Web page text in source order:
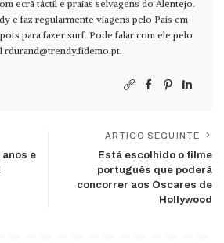
ecrã táctil e praias selvagens do Alentejo.
e faz regularmente viagens pelo País em
para fazer surf. Pode falar com ele pelo
rdurand@trendy.fidemo.pt.
anos e
ARTIGO SEGUINTE
Está escolhido o filme
português que poderá
concorrer aos Óscares de
Hollywood